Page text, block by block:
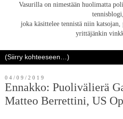
Vasurilla on nimestään huolimatta
tennisblogi,
joka käsittelee tennistä niin
yrittäjänkin
04/09/2019
Ennakko: Puolivälierä
Matteo Berrettini, US